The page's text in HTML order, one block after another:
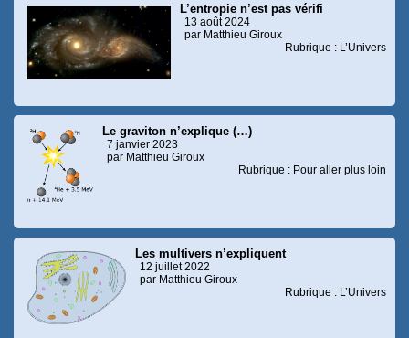
L’entropie n’est pas vérifi
13 août 2024
par Matthieu Giroux
Rubrique : L’Univers
Le graviton n’explique (…)
7 janvier 2023
par Matthieu Giroux
Rubrique : Pour aller plus loin
Les multivers n’expliquent
12 juillet 2022
par Matthieu Giroux
Rubrique : L’Univers